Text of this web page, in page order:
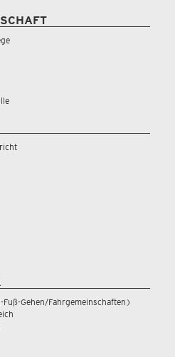
Gehen/Fahrgemeinschaften)